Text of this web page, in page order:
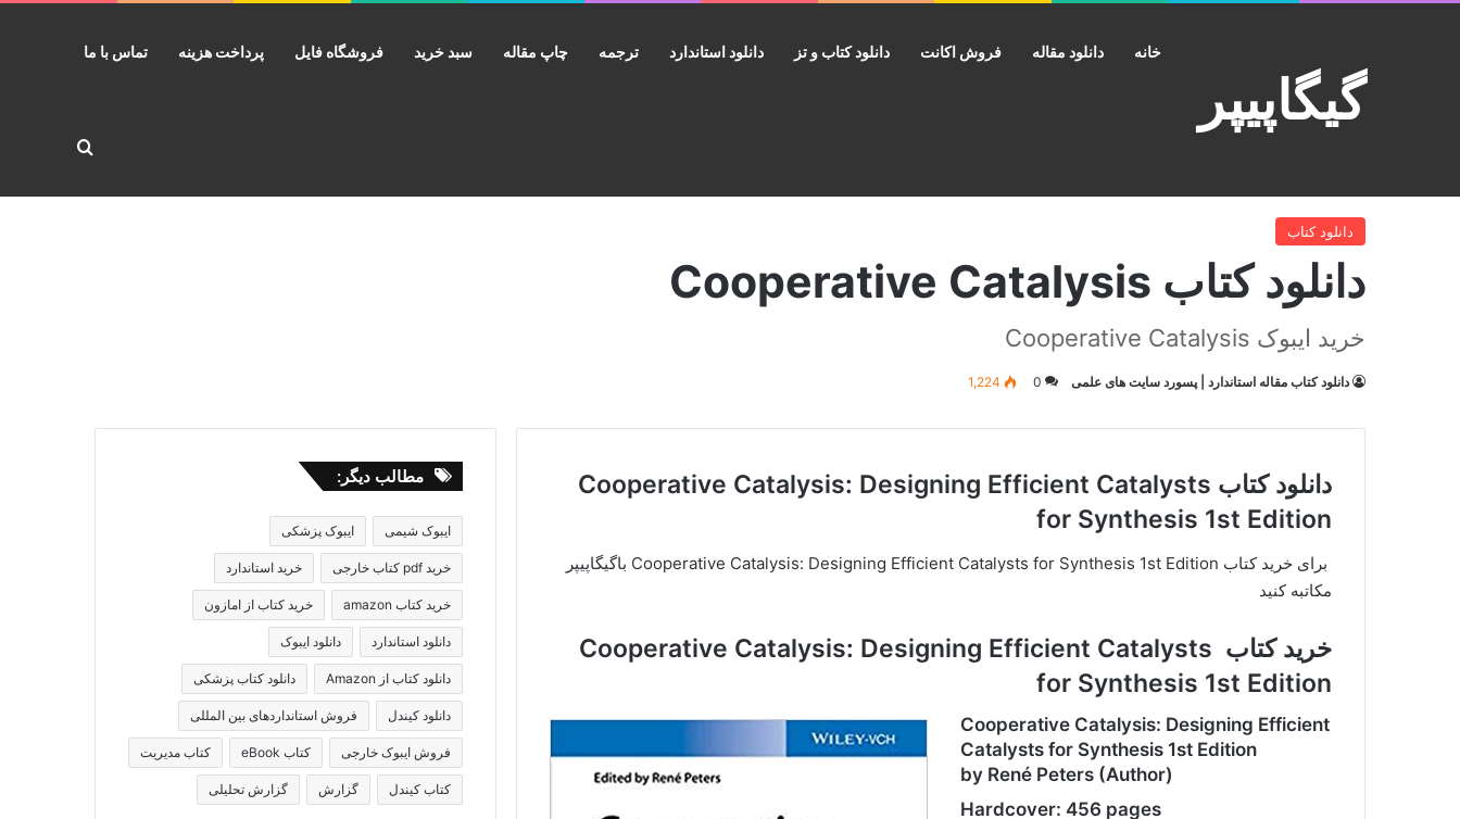
گیگاپیپر
خانه دانلود مقاله فروش اکانت دانلود کتاب و تز دانلود استاندارد ترجمه چاپ مقاله سبد خرید فروشگاه فایل پرداخت هزینه تماس با ما
جستجو
دانلود کتاب
دانلود کتاب Cooperative Catalysis
خرید ایبوک Cooperative Catalysis
دانلود کتاب مقاله استاندارد | پسورد سایت های علمی 0
1,224
دانلود کتاب Cooperative Catalysis: Designing Efficient Catalysts
for Synthesis 1st Edition
برای خرید کتاب Cooperative Catalysis: Designing Efficient Catalysts for Synthesis 1st Edition باگیگاپیپر
مکاتبه کنید
خرید کتاب Cooperative Catalysis: Designing Efficient Catalysts
for Synthesis 1st Edition
Cooperative Catalysis: Designing Efficient
Catalysts for Synthesis 1st Edition
by René Peters (Author)
Hardcover: 456 pages
مطالب دیگر:
ایبوک شیمی ایبوک پزشکی
خرید pdf کتاب خارجی خرید استاندارد
خرید کتاب amazon خرید کتاب از امازون
دانلود استاندارد دانلود ایبوک
دانلود کتاب از Amazon دانلود کتاب پزشکی
دانلود کیندل فروش استانداردهای بین المللی
فروش ایبوک خارجی کتاب eBook کتاب مدیریت
کتاب کیندل گزارش گزارش تحلیلی